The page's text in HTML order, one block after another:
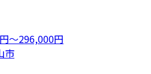
〜296,000円
市